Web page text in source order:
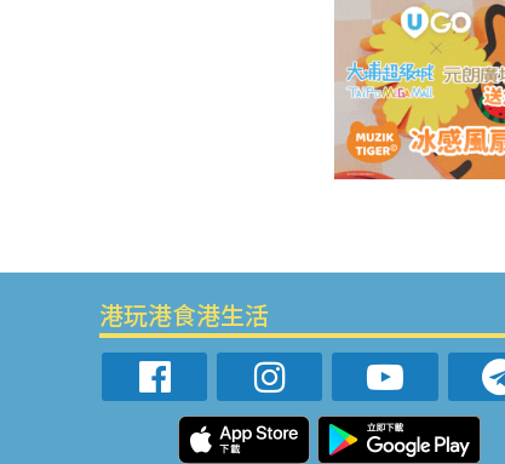
港玩港食港生活